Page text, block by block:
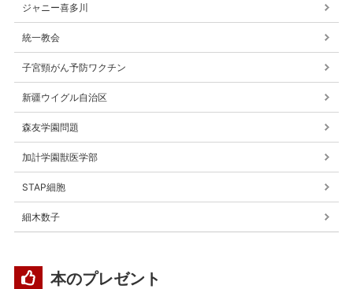
ジャニー喜多川
統一教会
子宮頸がん予防ワクチン
新疆ウイグル自治区
森友学園問題
加計学園獣医学部
STAP細胞
細木数子
本のプレゼント